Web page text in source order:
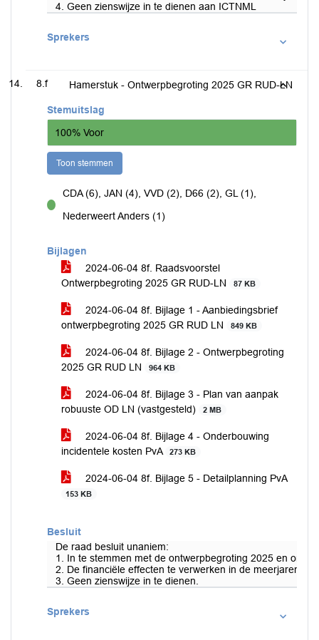
4. Geen zienswijze in te dienen aan ICTNML
Sprekers
8.f Hamerstuk - Ontwerpbegroting 2025 GR RUD-LN
Stemuitslag
100% Voor
Toon stemmen
voor
CDA (6), JAN (4), VVD (2), D66 (2), GL (1),
Nederweert Anders (1)
Bijlagen
2024-06-04 8f. Raadsvoorstel
Ontwerpbegroting 2025 GR RUD-LN
87 KB
2024-06-04 8f. Bijlage 1 - Aanbiedingsbrief
ontwerpbegroting 2025 GR RUD LN
849 KB
2024-06-04 8f. Bijlage 2 - Ontwerpbegroting
2025 GR RUD LN
964 KB
2024-06-04 8f. Bijlage 3 - Plan van aanpak
robuuste OD LN (vastgesteld)
2 MB
2024-06-04 8f. Bijlage 4 - Onderbouwing
incidentele kosten PvA
273 KB
2024-06-04 8f. Bijlage 5 - Detailplanning PvA
153 KB
Besluit
De raad besluit unaniem:
1. In te stemmen met de ontwerpbegroting 2025 en
2. De financiële effecten te verwerken in de
3. Geen zienswijze in te dienen.
Sprekers